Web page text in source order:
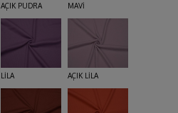
AÇIK PUDRA MAVİ
LİLA AÇIK LİLA